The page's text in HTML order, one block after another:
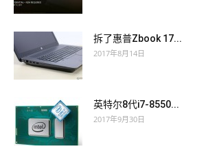
拆了惠普Zbook 17...
2017年8月14日
英特尔8代i7-8550...
2017年9月30日